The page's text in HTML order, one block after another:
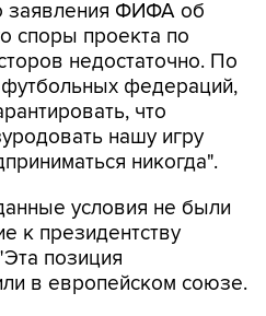
заявления ФИФА об
споры проекта по
недостаточно. По
федераций,
что
нашу игру
никогда".
условия не были
к президентству
позиция
в европейском союзе.